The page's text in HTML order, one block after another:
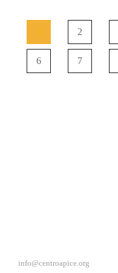
1 2
6 7
info@centroapice.org